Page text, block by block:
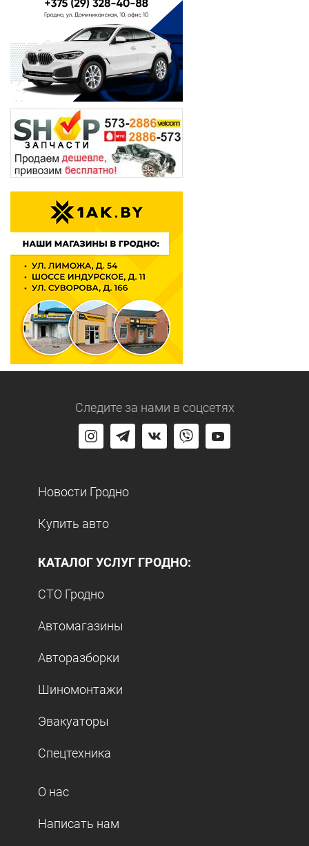
Следите за нами в соцсетях
Новости Гродно
Купить авто
КАТАЛОГ УСЛУГ ГРОДНО:
СТО Гродно
Автомагазины
Авторазборки
Шиномонтажи
Эвакуаторы
Спецтехника
О нас
Написать нам